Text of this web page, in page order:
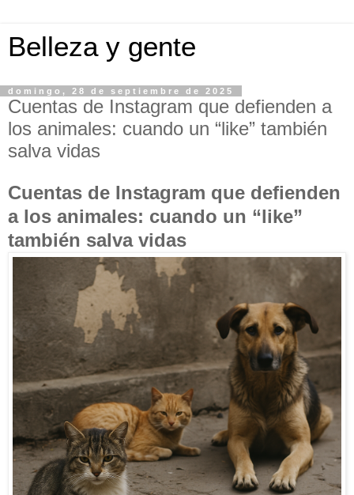
Belleza y gente
domingo, 28 de septiembre de 2025
Cuentas de Instagram que defienden a
los animales: cuando un “like” también
salva vidas
Cuentas de Instagram que defienden
a los animales: cuando un “like”
también salva vidas